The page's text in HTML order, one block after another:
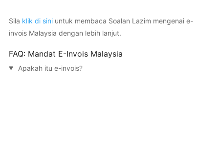
Sila klik di sini untuk membaca Soalan Lazim mengenai e-
invois Malaysia dengan lebih lanjut.
FAQ: Mandat E-Invois Malaysia
Apakah itu e-invois?